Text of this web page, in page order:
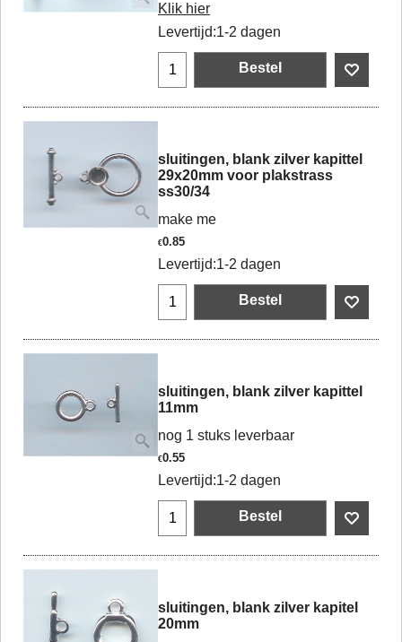
Klik hier
Levertijd:1-2 dagen
Bestel
sluitingen, blank zilver kapittel
29x20mm voor plakstrass
ss30/34
make me
€0.85
Levertijd:1-2 dagen
Bestel
sluitingen, blank zilver kapittel
11mm
nog 1 stuks leverbaar
€0.55
Levertijd:1-2 dagen
Bestel
sluitingen, blank zilver kapitel
20mm